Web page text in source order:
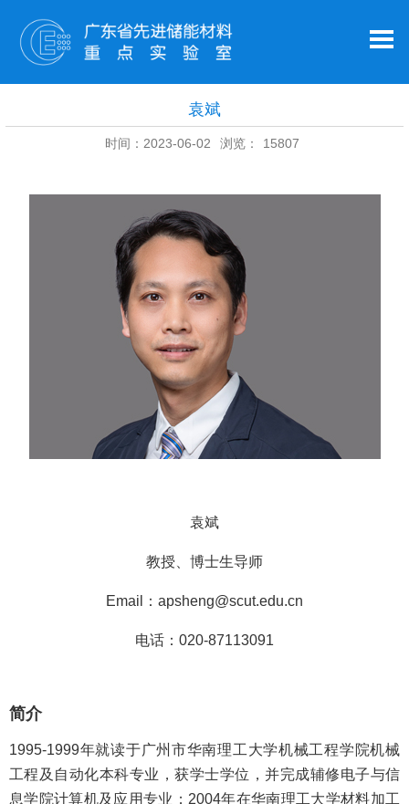
袁斌
时间：2023-06-02 浏览： 15807
袁斌
教授、博士生导师
Email： apsheng@scut.edu.cn
电话：020-87113091
简介
1995-1999年就读于广州市华南理工大学机械工程学院机械
工程及自动化本科专业，获学士学位，并完成辅修电子与信
息学院计算机及应用专业；2004年在华南理工大学材料加工